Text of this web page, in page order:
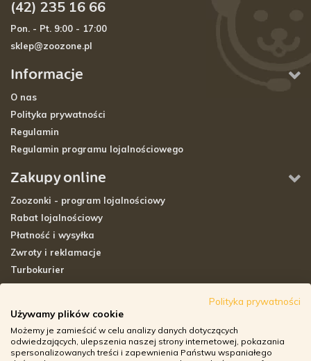
Informacje
O nas
Polityka prywatności
Regulamin
Regulamin programu lojalnościowego
Zakupy online
Zoozonki - program lojalnościowy
Rabat lojalnościowy
Płatność i wysyłka
Zwroty i reklamacje
Turbokurier
Adresy sklepów stacjonarnych
Godziny otwarcia sklepów
Aplikacja zoozone.pl
(42) 235 16 66
Pon. - Pt. 9:00 - 17:00
sklep@zoozone.pl
Polityka prywatności
Używamy plików cookie
Możemy je zamieścić w celu analizy danych dotyczących
odwiedzających, ulepszenia naszej strony internetowej, pokazania
spersonalizowanych treści i zapewnienia Państwu wspaniałego